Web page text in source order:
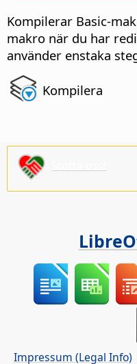
Kompilerar Basic-
makro när du har
använder enstaka
Kompilera
Impressum (Legal Info)